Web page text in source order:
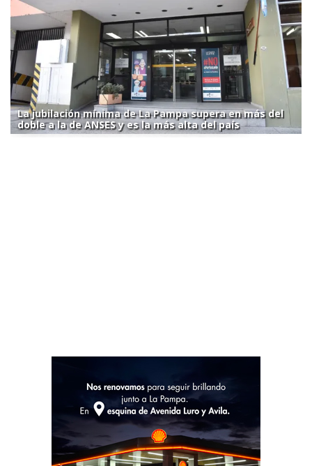
La jubilación mínima de La Pampa supera en más del
doble a la de ANSES y es la más alta del país